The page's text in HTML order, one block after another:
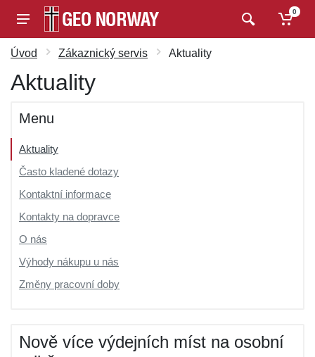
0
Úvod Zákaznický servis Aktuality
Aktuality
Menu
Aktuality
Často kladené dotazy
Kontaktní informace
Kontakty na dopravce
O nás
Výhody nákupu u nás
Změny pracovní doby
Nově více výdejních míst na osobní